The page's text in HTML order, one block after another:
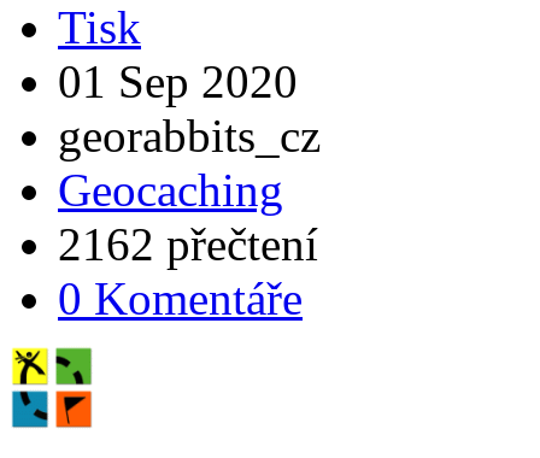
Tisk
01 Sep 2020
georabbits_cz
Geocaching
2162 přečtení
0 Komentáře